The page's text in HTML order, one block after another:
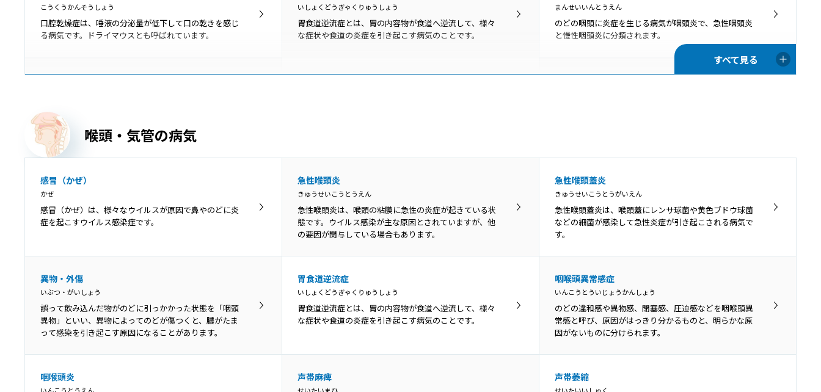
こうくうかんそうしょう
口腔乾燥症は、唾液の分泌量が低下して口の乾きを感じ
る病気です。ドライマウスとも呼ばれています。
いしょくどうぎゃくりゅうしょう
胃食道逆流症とは、胃の内容物が食道へ逆流して、様々
な症状や食道の炎症を引き起こす病気のことです。
まんせいいんとうえん
のどの咽頭に炎症を生じる病気が咽頭炎で、急性咽頭炎
と慢性咽頭炎に分類されます。
慢性扁桃炎は、扁桃の炎症が3カ月以上長期的に残ってし
まう病気で、症状が落ち着いている「慢性期」と急激に
悪化する「急性増悪期」に分けられます。
歯周病
ししゅうびょう
歯周病は、歯の周囲にプラーク（細菌の塊）が付着する
ことが原因となって、歯茎に炎症が起きて赤くなった
舌苔
ぜったい
舌苔（ぜったい）とは、舌表面に付着した白い苔（こ
け）のような物です。真っ白ではなく灰白色、黄白色の
こともあります。
口腔咽頭カンジダ
こうくういんとうかんじだ
免疫機能が低下している時や、抗菌薬の使用によって口
腔内の細菌バランスが崩れてしまった時などに、口腔内
にカンジダ菌が増殖して口腔咽頭カンジダ症を引き起こ
膿栓
のうせん
のどの扁桃には多数のくぼみがあります。そのくぼみに
細菌やウイルスの死骸、食べかすなどがたまって形成さ
れる白っぽい塊が膿栓です。
咽頭がん
いんとうがん
咽頭とは鼻の奥から食道の上までの、空気や飲食物が通
るところです。上から順に上咽頭・中咽頭・下咽頭に分
アデノイド増殖症
あでのいどぞうしょくしょう
アデノイド増殖症とは、生理的な肥大に慢性的な炎症や
刺激などが加わってアデノイドが病的に肥大し、それに
よって症状がみられている状態です。
扁桃肥大
へんとうひだい
睡眠時無呼吸症候群
すいみんじむこきゅうしょうこうぐん
上咽頭炎
じょういんとうえん
喉頭・気管の病気
感冒（かぜ）
かぜ
感冒（かぜ）は、様々なウイルスが原因で鼻やのどに炎
症を起こすウイルス感染症です。
急性喉頭炎
きゅうせいこうとうえん
急性喉頭炎は、喉頭の粘膜に急性の炎症が起きている状
態です。ウイルス感染が主な原因とされていますが、他
の要因が関与している場合もあります。
急性喉頭蓋炎
きゅうせいこうとうがいえん
急性喉頭蓋炎は、喉頭蓋にレンサ球菌や黄色ブドウ球菌
などの細菌が感染して急性炎症が引き起こされる病気で
す。
異物・外傷
いぶつ・がいしょう
誤って飲み込んだ物がのどに引っかかった状態を「咽頭
異物」といい、異物によってのどが傷つくと、膿がたま
って感染を引き起こす原因になることがあります。
胃食道逆流症
いしょくどうぎゃくりゅうしょう
胃食道逆流症とは、胃の内容物が食道へ逆流して、様々
な症状や食道の炎症を引き起こす病気のことです。
咽喉頭異常感症
いんこうとういじょうかんしょう
のどの違和感や異物感、閉塞感、圧迫感などを咽喉頭異
常感と呼び、原因がはっきり分かるものと、明らかな原
因がないものに分けられます。
咽喉頭炎 声帯麻痺 声帯萎縮